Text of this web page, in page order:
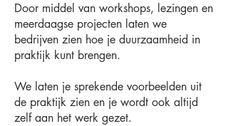
Door middel van workshops, lezingen en
meerdaagse projecten laten we
bedrijven zien hoe je duurzaamheid in
praktijk kunt brengen.
We laten je sprekende voorbeelden uit
de praktijk zien en je wordt ook altijd
zelf aan het werk gezet.